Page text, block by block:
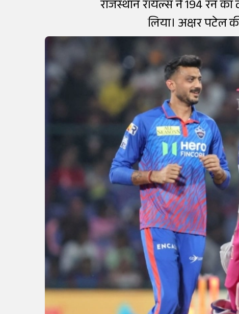
राजस्थान रॉयल्स ने 194 रन
लिया। अक्षर पटेल